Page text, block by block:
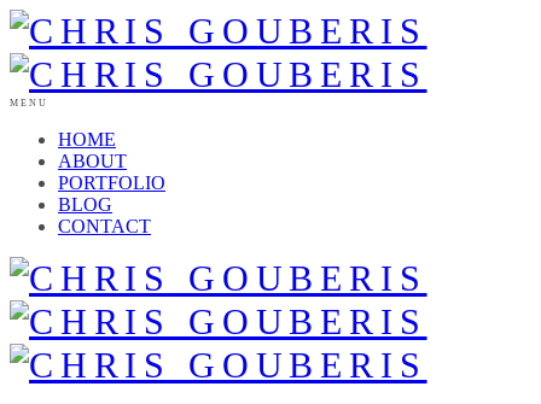
MENU
HOME
ABOUT
PORTFOLIO
BLOG
CONTACT